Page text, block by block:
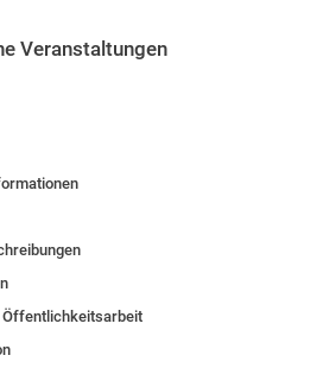
Veranstaltungen
Öffentlichkeitsarbeit